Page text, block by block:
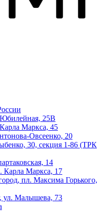
Юбилейная, 25В
Маркса, 45
Овсеенко, 20
30, секция 1-86 (ТРК
14
Карла Маркса, 17
пл. Максима Горького,
ул. Малышева, 73